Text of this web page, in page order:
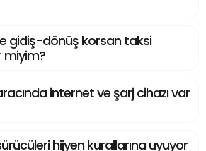
gidiş-dönüş korsan taksi
miyim?
internet ve şarj cihazı var
hijyen kurallarına uyuyor